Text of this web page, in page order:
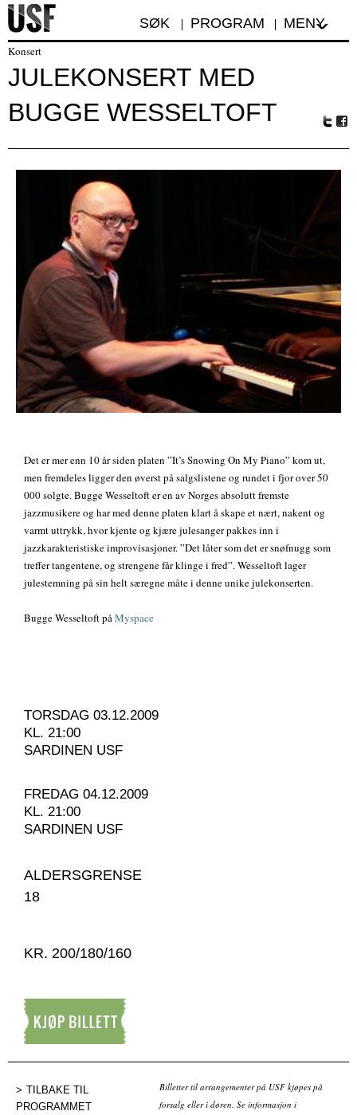
SØK PROGRAM MENY
Konsert
JULEKONSERT MED
BUGGE WESSELTOFT
r
oo
Det er mer enn 10 år siden platen ”It’s Snowing On My Piano” kom ut,
men fremdeles ligger den øverst på salgslistene og rundet i fjor over 50
000 solgte. Bugge Wesseltoft er en av Norges absolutt fremste
jazzmusikere og har med denne platen klart å skape et nært, nakent og
varmt uttrykk, hvor kjente og kjære julesanger pakkes inn i
jazzkarakteristiske improvisasjoner. ”Det låter som det er snøfnugg som
treffer tangentene, og strengene får klinge i fred”. Wesseltoft lager
julestemning på sin helt særegne måte i denne unike julekonserten.
Bugge Wesseltoft påMyspace
TORSDAG 03.12.2009
KL. 21:00
SARDINEN USF
FREDAG 04.12.2009
KL. 21:00
SARDINEN USF
ALDERSGRENSE
18
KR. 200/180/160
TILBAKE TIL
PROGRAMMET
Billetter til arrangementer på USF kjøpes på
forsalg eller i døren. Se informasjon i